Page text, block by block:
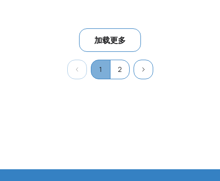
加载更多
1 2